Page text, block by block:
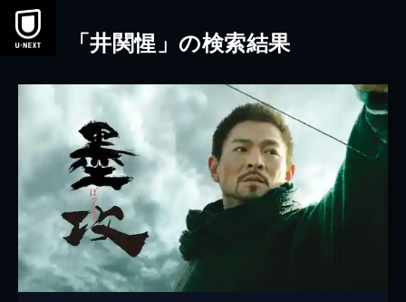
本文へスキップ
「井関惺」の検索結果